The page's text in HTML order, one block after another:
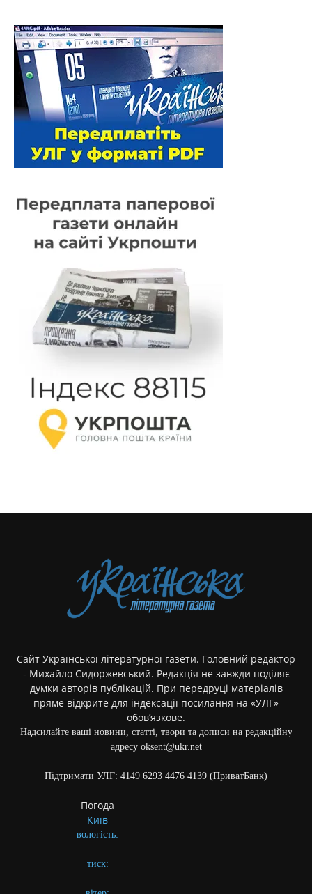
Сайт Української літературної газети. Головний редактор
- Михайло Сидоржевський. Редакція не завжди поділяє
думки авторів публікацій. При передруці матеріалів
пряме відкрите для індексації посилання на «УЛГ»
обов’язкове.
Надсилайте ваші новини, статті, твори та дописи на редакційну
адресу oksent@ukr.net
Підтримати УЛГ: 4149 6293 4476 4139 (ПриватБанк)
Погода
Київ
вологість:
тиск: